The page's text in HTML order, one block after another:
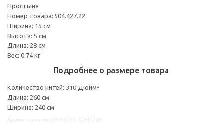
Простыня
Номер товара: 504.427.22
Ширина: 15 см
Высота: 5 см
Длина: 28 см
Вес: 0.74 кг
Подробнее о размере товара
Количество нитей: 310 Дюйм²
Длина: 260 см
Ширина: 240 см